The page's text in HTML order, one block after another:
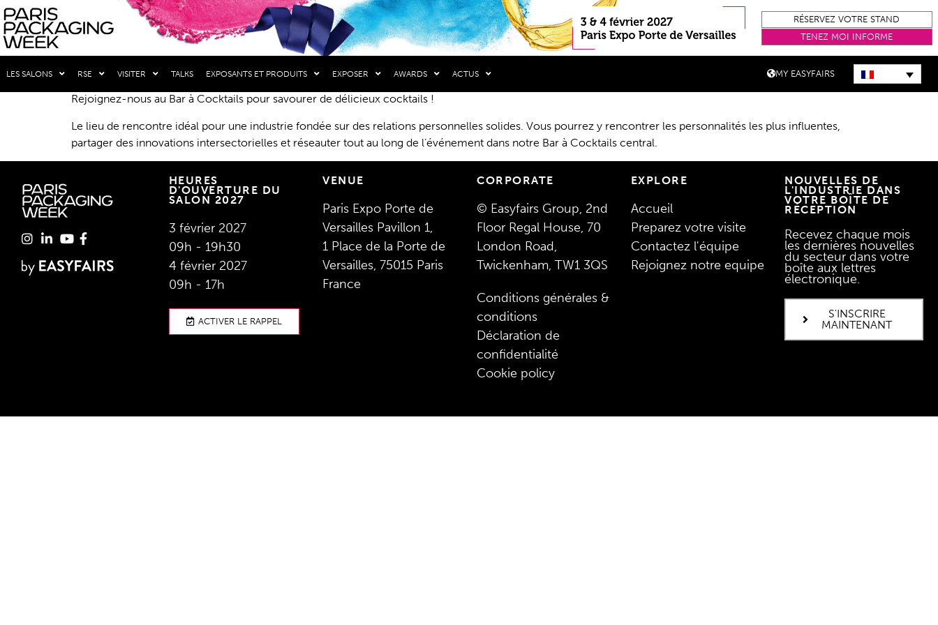
RÉSERVEZ VOTRE STAND
TENEZ MOI INFORME
LES SALONS RSE VISITER TALKS EXPOSANTS ET PRODUITS EXPOSER AWARDS ACTUS MY EASYFAIRS
Rejoignez-nous au Bar à Cocktails pour savourer de délicieux cocktails !
Le lieu de rencontre idéal pour une industrie fondée sur des relations personnelles solides. Vous pourrez y rencontrer les personnalités les plus influentes,
partager des innovations intersectorielles et réseauter tout au long de l’événement dans notre Bar à Cocktails central.
HEURES
D'OUVERTURE DU
SALON 2027
3 février 2027
09h - 19h30
4 février 2027
09h - 17h
ACTIVER LE RAPPEL
VENUE
Paris Expo Porte de
Versailles Pavillon 1,
1 Place de la Porte de
Versailles, 75015 Paris
France
CORPORATE
© Easyfairs Group, 2nd
Floor Regal House, 70
London Road,
Twickenham, TW1 3QS
Conditions générales &
conditions
Déclaration de
confidentialité
Cookie policy
EXPLORE
Accueil
Preparez votre visite
Contactez l'équipe
Rejoignez notre equipe
NOUVELLES DE
L'INDUSTRIE DANS
VOTRE BOÎTE DE
RÉCEPTION
Recevez chaque mois
les dernières nouvelles
du secteur dans votre
boîte aux lettres
électronique.
S'INSCRIRE
MAINTENANT